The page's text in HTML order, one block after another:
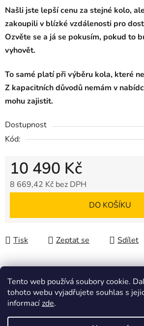
Tento web používá soubory cookie.
tohoto webu vyjadřujete souhlas s
informacízde.
Našli jste lepší cenu za stejné kolo,
zakoupili v blízké vzdálenosti pro
Ozvěte se a já se pokusím, pokud to
vyhovět.
To samé platí při výběru kola, které
Z kapacitních důvodů nemám v
mohu zajistit.
Dostupnost
Kód:
10 490 Kč
8 669,42 Kč bez DPH
DO KOŠÍKU
Tisk Zeptat se Sdílet
Popis
Diskuze